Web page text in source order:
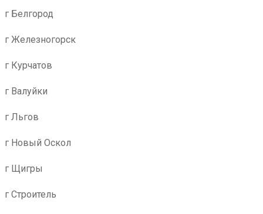
г Белгород
г Железногорск
г Курчатов
г Валуйки
г Льгов
г Новый Оскол
г Щигры
г Строитель